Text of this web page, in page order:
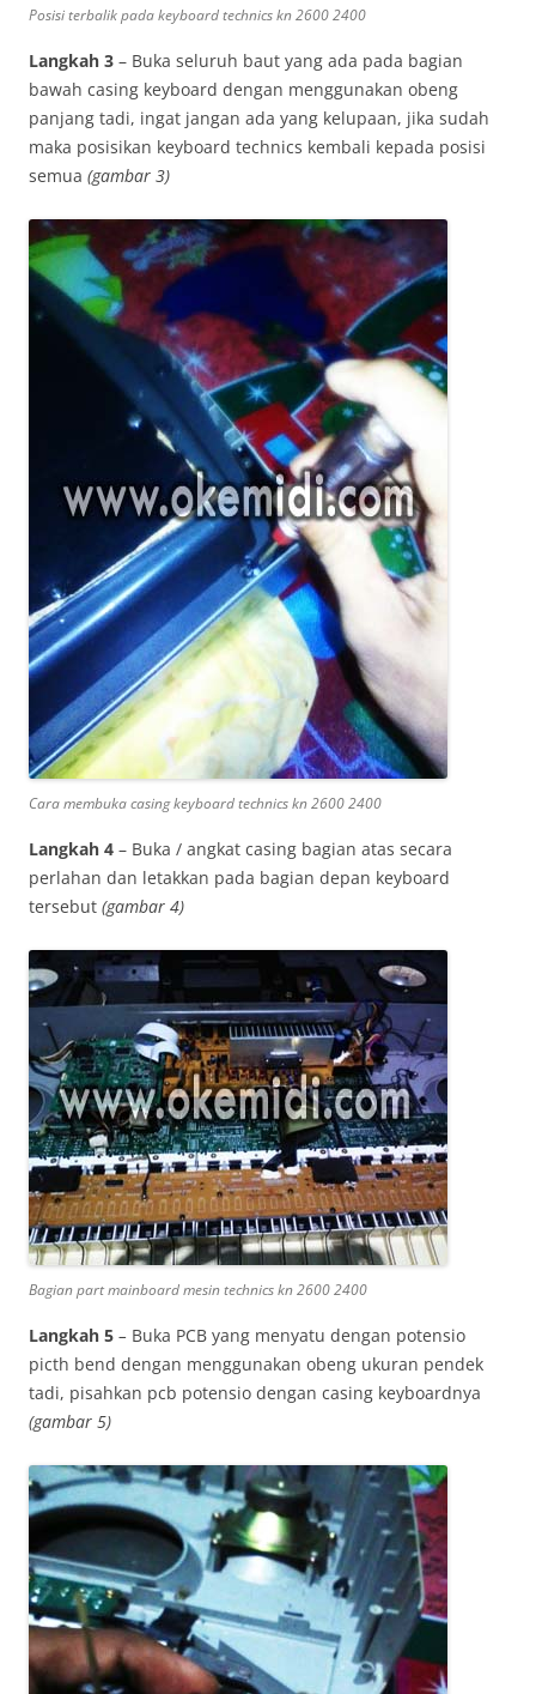
Posisi terbalik pada keyboard technics kn 2600 2400
Langkah 3 – Buka seluruh baut yang ada pada bagian
bawah casing keyboard dengan menggunakan obeng
panjang tadi, ingat jangan ada yang kelupaan, jika sudah
maka posisikan keyboard technics kembali kepada posisi
semua (gambar 3)
Cara membuka casing keyboard technics kn 2600 2400
Langkah 4 – Buka / angkat casing bagian atas secara
perlahan dan letakkan pada bagian depan keyboard
tersebut (gambar 4)
Bagian part mainboard mesin technics kn 2600 2400
Langkah 5 – Buka PCB yang menyatu dengan potensio
picth bend dengan menggunakan obeng ukuran pendek
tadi, pisahkan pcb potensio dengan casing keyboardnya
(gambar 5)